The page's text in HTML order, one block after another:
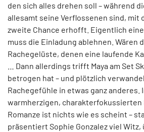
den sich alles drehen soll – während
allesamt seine Verflossenen sind, mit
zweite Chance erhofft. Eigentlich eine
muss die Einladung ablehnen. Wären
Rachegelüste, denen eine laufende
… Dann allerdings trifft Maya am Set
betrogen hat – und plötzlich
Rachegefühle in etwas ganz anderes.
warmherzigen,
Romanze ist nichts wie es scheint –
präsentiert Sophie Gonzalez viel